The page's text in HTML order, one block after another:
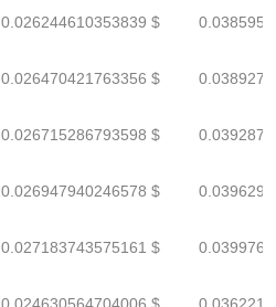
0.026244610353839 $
0.026470421763356 $
0.026715286793598 $
0.026947940246578 $
0.027183743575161 $